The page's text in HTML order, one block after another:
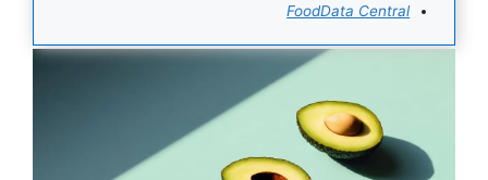
FoodData Central